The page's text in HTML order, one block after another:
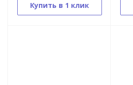
Купить в 1 клик